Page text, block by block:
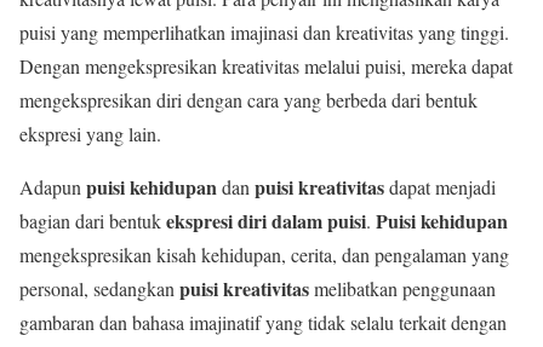
puisi yang memperlihatkan imajinasi dan kreativitas yang tinggi.
Dengan mengekspresikan kreativitas melalui puisi, mereka dapat
mengekspresikan diri dengan cara yang berbeda dari bentuk
ekspresi yang lain.
Adapun puisi kehidupandan puisi kreativitasdapat menjadi
bagian dari bentukekspresi diri dalam puisi. Puisi kehidupan
mengekspresikan kisah kehidupan, cerita, dan pengalaman yang
personal, sedangkan puisi kreativitasmelibatkan penggunaan
gambaran dan bahasa imajinatif yang tidak selalu terkait dengan